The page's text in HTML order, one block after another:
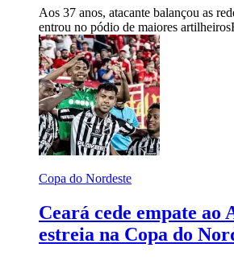
Aos 37 anos, atacante balançou as
entrou no pódio de maiores artilheiros
Copa do Nordeste
Ceará cede empate ao
estreia na Copa do